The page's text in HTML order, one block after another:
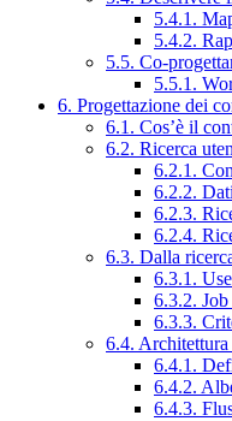
5.4.1.
5.4.2.
5.5. Co-
5.5.1.
6. Progettazione dei
6.1. Cos’è il
6.2. Ricerca
6.2.1.
6.2.2.
6.2.3.
6.2.4.
6.3. Dalla
6.3.1.
6.3.2.
6.3.3.
6.4.
6.4.1.
6.4.2.
6.4.3.